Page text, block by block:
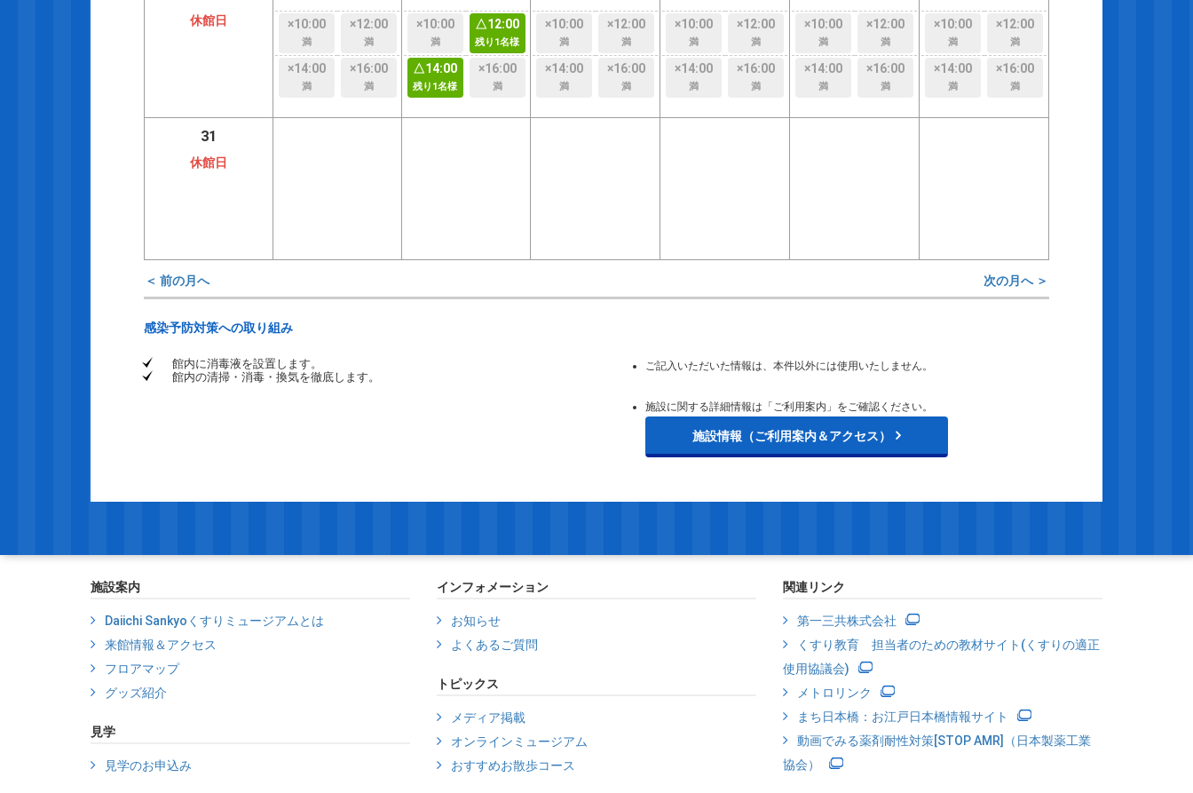
休館日 ×10:00
満
×12:00
満
×14:00
満
×16:00
満
×10:00
満
△12:00
残り1名様
△14:00
残り1名様
×16:00
満
×10:00
満
×12:00
満
×14:00
満
×16:00
満
×10:00
満
×12:00
満
×14:00
満
×16:00
満
×10:00
満
×12:00
満
×14:00
満
×16:00
満
×10:00
満
×12:00
満
×14:00
満
×16:00
満
31
休館日
＜ 前の月へ 次の月へ ＞
感染予防対策への取り組み
館内に消毒液を設置します。
館内の清掃・消毒・換気を徹底します。
ご記入いただいた情報は、本件以外には使用いたしません。
施設に関する詳細情報は「ご利用案内」をご確認ください。
施設情報（ご利用案内＆アクセス）
施設案内
Daiichi Sankyoくすりミュージアムとは
来館情報＆アクセス
フロアマップ
グッズ紹介
見学
見学のお申込み
インフォメーション
お知らせ
よくあるご質問
トピックス
メディア掲載
オンラインミュージアム
おすすめお散歩コース
関連リンク
第一三共株式会社
くすり教育 担当者のための教材サイト(くすりの適正
使用協議会)
メトロリンク
まち日本橋：お江戸日本橋情報サイト
動画でみる薬剤耐性対策[STOP AMR]（日本製薬工業
協会）